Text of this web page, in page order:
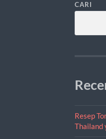
CARI
Resep
Thailand